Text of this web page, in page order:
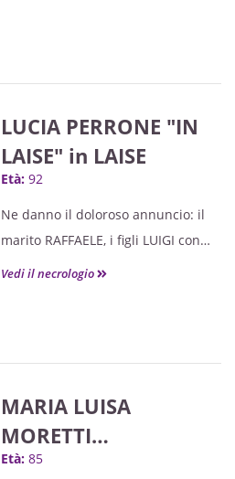
ricordo e alle preghiere.
LUCIA PERRONE "IN
LAISE" in LAISE
Età: 92
Ne danno il doloroso annuncio: il
marito RAFFAELE, i figli LUIGI con
GIUSEPPINA, FRANCESCO con
RICCARDO uniti a parenti tutti.
accompagnamento.
Vedi il necrologio
MARIA LUISA
MORETTI
ved. BERGIERO
Età: 85